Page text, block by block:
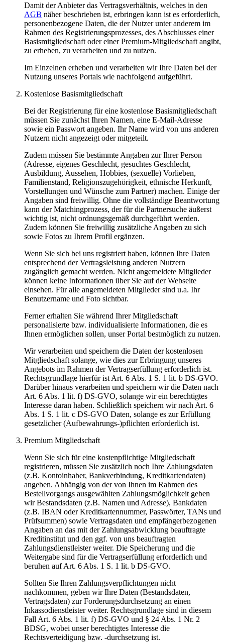
Damit der Anbieter das Vertragsverhältnis, welches in den
AGB näher beschrieben ist, erbringen kann ist es erforderlich,
personenbezogene Daten, die der Nutzer unter anderem im
Rahmen des Registrierungsprozesses, des Abschlusses einer
Basismitgliedschaft oder einer Premium-Mitgliedschaft angibt,
zu erheben, zu verarbeiten und zu nutzen.
Im Einzelnen erheben und verarbeiten wir Ihre Daten bei der
Nutzung unseres Portals wie nachfolgend aufgeführt.
Kostenlose Basismitgliedschaft
Bei der Registrierung für eine kostenlose Basismitgliedschaft
müssen Sie zunächst Ihren Namen, eine E-Mail-Adresse
sowie ein Passwort angeben. Ihr Name wird von uns anderen
Nutzern nicht angezeigt oder mitgeteilt.
Zudem müssen Sie bestimmte Angaben zur Ihrer Person
(Adresse, eigenes Geschlecht, gesuchtes Geschlecht,
Ausbildung, Aussehen, Hobbies, (sexuelle) Vorlieben,
Familienstand, Religionszugehörigkeit, ethnische Herkunft,
Vorstellungen und Wünsche zum Partner) machen. Einige der
Angaben sind freiwillig. Ohne die vollständige Beantwortung
kann der Matchingprozess, der für die Partnersuche äußerst
wichtig ist, nicht ordnungsgemäß durchgeführt werden.
Zudem können Sie freiwillig zusätzliche Angaben zu sich
sowie Fotos zu Ihrem Profil ergänzen.
Wenn Sie sich bei uns registriert haben, können Ihre Daten
entsprechend der Vertragsleistung anderen Nutzern
zugänglich gemacht werden. Nicht angemeldete Mitglieder
können keine Informationen über Sie auf der Webseite
einsehen. Für alle angemeldeten Mitglieder sind u.a. Ihr
Benutzername und Foto sichtbar.
Ferner erhalten Sie während Ihrer Mitgliedschaft
personalisierte bzw. individualisierte Informationen, die es
Ihnen ermöglichen sollen, unser Portal bestmöglich zu nutzen.
Wir verarbeiten und speichern die Daten der kostenlosen
Mitgliedschaft solange, wie dies zur Erbringung unseres
Angebots im Rahmen der Vertragserfüllung erforderlich ist.
Rechtsgrundlage hierfür ist Art. 6 Abs. 1 S. 1 lit. b DS-GVO.
Darüber hinaus verarbeiten und speichern wir die Daten nach
Art. 6 Abs. 1 lit. f) DS-GVO, solange wir ein berechtigtes
Interesse daran haben. Schließlich speichern wir nach Art. 6
Abs. 1 S. 1 lit. c DS-GVO Daten, solange es zur Erfüllung
gesetzlicher (Aufbewahrungs-)pflichten erforderlich ist.
Premium Mitgliedschaft
Wenn Sie sich für eine kostenpflichtige Mitgliedschaft
registrieren, müssen Sie zusätzlich noch Ihre Zahlungsdaten
(z.B. Kontoinhaber, Bankverbindung, Kreditkartendaten)
angeben. Abhängig von der von Ihnen im Rahmen des
Bestellvorgangs ausgewählten Zahlungsmöglichkeit geben
wir Bestandsdaten (z.B. Namen und Adresse), Bankdaten
(z.B. IBAN oder Kreditkartennummer, Passwörter, TANs und
Prüfsummen) sowie Vertragsdaten und empfängerbezogenen
Angaben an das mit der Zahlungsabwicklung beauftragte
Kreditinstitut und den ggf. von uns beauftragten
Zahlungsdienstleister weiter. Die Speicherung und die
Weitergabe sind für die Vertragserfüllung erforderlich und
beruhen auf Art. 6 Abs. 1 S. 1 lit. b DS-GVO.
Sollten Sie Ihren Zahlungsverpflichtungen nicht
nachkommen, geben wir Ihre Daten (Bestandsdaten,
Vertragsdaten) zur Forderungsdurchsetzung an einen
Inkassodienstleister weiter. Rechtsgrundlage sind in diesem
Fall Art. 6 Abs. 1 lit. f) DS-GVO und § 24 Abs. 1 Nr. 2
BDSG, wobei unser berechtigtes Interesse die
Rechtsverteidigung bzw. -durchsetzung ist.